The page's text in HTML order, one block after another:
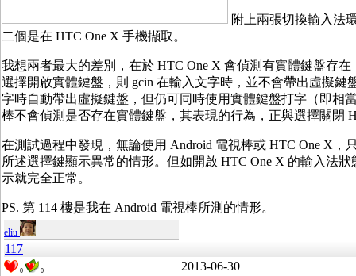
附上兩張切換輸入法
二個是在 HTC One X 手機擷取。
我想兩者最大的差別，在於 HTC One X 會偵測有實體鍵盤存
選擇開啟實體鍵盤，則 gcin 在輸入文字時，並不會帶出虛擬鍵
字時自動帶出虛擬鍵盤，但仍可同時使用實體鍵盤打字（即相
棒不會偵測是否存在實體鍵盤，其表現的行為，正與選擇關閉
在測試過程中發現，無論使用 Android 電視棒或 HTC One X，
所述選擇鍵顯示異常的情形。但如開啟 HTC One X 的輸入法
示就完全正常。
PS. 第 114 樓是我在 Android 電視棒所測的情形。
eliu
117
0 0 2013-06-30